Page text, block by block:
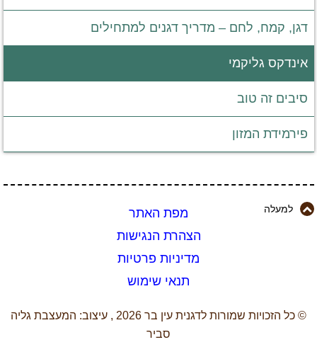
דגן, קמח, לחם – מדריך דגנים למתחילים
אינדקס גליקמי
סיבים זה טוב
פירמידת המזון
למעלה
מפת האתר
הצהרת הנגישות
מדיניות פרטיות
תנאי שימוש
© כל הזכויות שמורות לדגנית עין בר 2026 , עיצוב: המעצבת גליה
סביר